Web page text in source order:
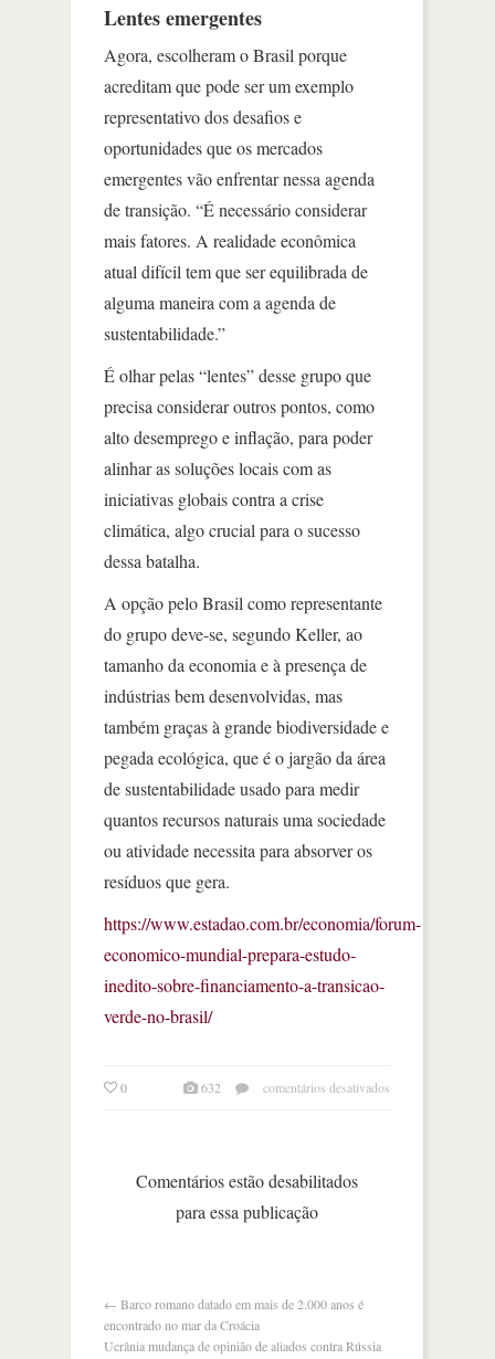
Lentes emergentes
Agora, escolheram o Brasil porque
acreditam que pode ser um exemplo
representativo dos desafios e
oportunidades que os mercados
emergentes vão enfrentar nessa agenda
de transição. “É necessário considerar
mais fatores. A realidade econômica
atual difícil tem que ser equilibrada de
alguma maneira com a agenda de
sustentabilidade.”
É olhar pelas “lentes” desse grupo que
precisa considerar outros pontos, como
alto desemprego e inflação, para poder
alinhar as soluções locais com as
iniciativas globais contra a crise
climática, algo crucial para o sucesso
dessa batalha.
A opção pelo Brasil como representante
do grupo deve-se, segundo Keller, ao
tamanho da economia e à presença de
indústrias bem desenvolvidas, mas
também graças à grande biodiversidade e
pegada ecológica, que é o jargão da área
de sustentabilidade usado para medir
quantos recursos naturais uma sociedade
ou atividade necessita para absorver os
resíduos que gera.
https://www.estadao.com.br/economia/forum-
economico-mundial-prepara-estudo-
inedito-sobre-financiamento-a-transicao-
verde-no-brasil/
0 632 comentários desativados
Comentários estão desabilitados
para essa publicação
← Barco romano datado em mais de 2.000 anos é
encontrado no mar da Croácia
Ucrânia mudança de opinião de aliados contra Rússia